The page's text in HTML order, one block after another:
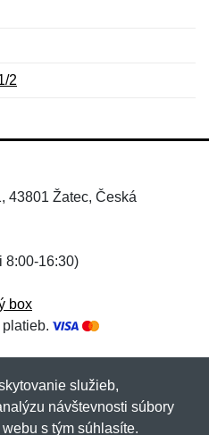
2
43801 Žatec, Česká
8:00-16:30)
box
služieb,
návštevnosti súbory
s tým súhlasíte.